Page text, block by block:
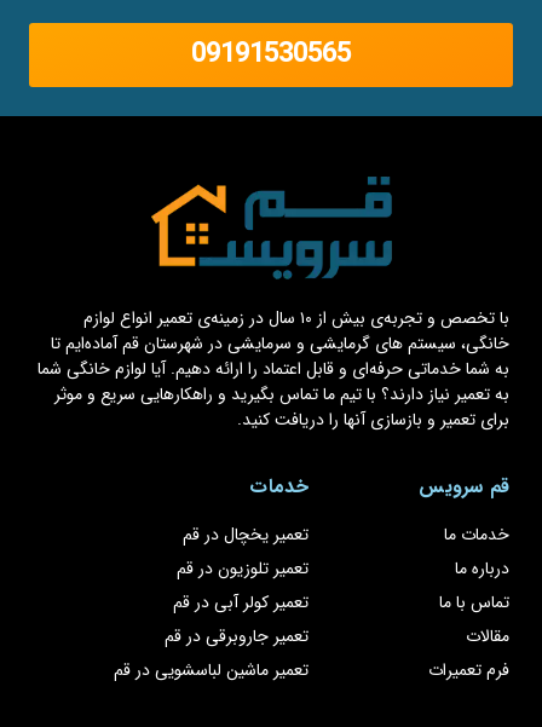
09191530565
با تخصص و تجربه‌ی بیش از ۱۰ سال در زمینه‌ی تعمیر انواع لوازم
خانگی، سیستم های گرمایشی و سرمایشی در شهرستان قم آماده‌ایم تا
به شما خدماتی حرفه‌ای و قابل اعتماد را ارائه دهیم. آیا لوازم خانگی شما
به تعمیر نیاز دارند؟ با تیم ما تماس بگیرید و راهکارهایی سریع و موثر
برای تعمیر و بازسازی آنها را دریافت کنید.
قم سرویس
خدمات ما
درباره ما
تماس با ما
مقالات
فرم تعمیرات
خدمات
تعمیر یخچال در قم
تعمیر تلوزیون در قم
تعمیر کولر آبی در قم
تعمیر جاروبرقی در قم
تعمیر ماشین لباسشویی در قم